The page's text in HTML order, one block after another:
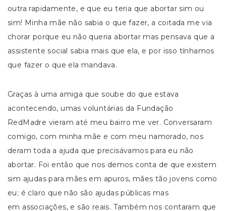
outra rapidamente, e que eu teria que abortar sim ou
sim! Minha mãe não sabia o que fazer, a coitada me via
chorar porque eu não queria abortar mas pensava que a
assistente social sabia mais que ela, e por isso tínhamos
que fazer o que ela mandava.
Graças à uma amiga que soube do que estava
acontecendo, umas voluntárias da Fundação
RedMadre vieram até meu bairro me ver. Conversaram
comigo, com minha mãe e com meu namorado, nos
deram toda a ajuda que precisávamos para eu não
abortar. Foi então que nos demos conta de que existem
sim ajudas para mães em apuros, mães tão jovens como
eu; é claro que não são ajudas públicas mas
em associações, e são reais. Também nos contaram que